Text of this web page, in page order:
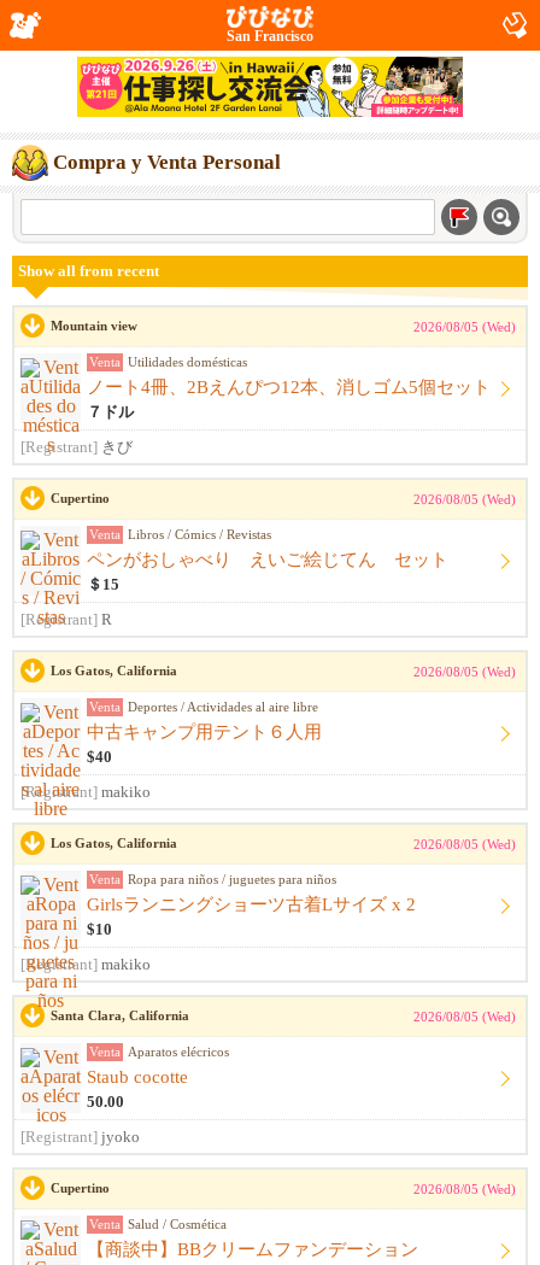
San Francisco
Compra y Venta Personal
Show all from recent
Mountain view 2026/08/05 (Wed)
Venta Utilidades domésticas
ノート4冊、2Bえんぴつ12本、消しゴム5個セット
７ドル
[Registrant] きび
Cupertino 2026/08/05 (Wed)
Venta Libros / Cómics / Revistas
ペンがおしゃべり えいご絵じてん セット
＄15
[Registrant] R
Los Gatos, California 2026/08/05 (Wed)
Venta Deportes / Actividades al aire libre
中古キャンプ用テント６人用
$40
[Registrant] makiko
Los Gatos, California 2026/08/05 (Wed)
Venta Ropa para niños / juguetes para niños
Girlsランニングショーツ古着Lサイズ x 2
$10
[Registrant] makiko
Santa Clara, California 2026/08/05 (Wed)
Venta Aparatos elécricos
Staub cocotte
50.00
[Registrant] jyoko
Cupertino 2026/08/05 (Wed)
Venta Salud / Cosmética
【商談中】BBクリームファンデーション